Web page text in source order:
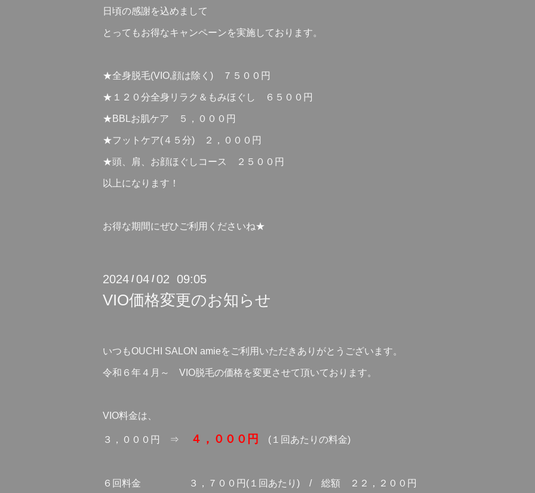
日頃の感謝を込めまして
とってもお得なキャンペーンを実施しております。
★全身脱毛(VIO,顔は除く) ７５００円
★１２０分全身リラク＆もみほぐし ６５００円
★BBLお肌ケア ５，０００円
★フットケア(４５分) ２，０００円
★頭、肩、お顔ほぐしコース ２５００円
以上になります！
お得な期間にぜひご利用くださいね★
2024 / 04 / 02 09:05
VIO価格変更のお知らせ
いつもOUCHI SALON amieをご利用いただきありがとうございます。
令和６年４月～ VIO脱毛の価格を変更させて頂いております。
VIO料金は、
３，０００円 ⇒ ４，０００円 (１回あたりの料金)
６回料金 ３，７００円(１回あたり) / 総額 ２２，２００円